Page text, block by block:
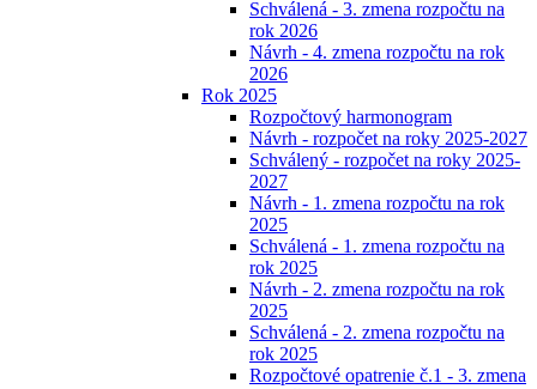
Schválená - 3. zmena rozpočtu na
rok 2026
Návrh - 4. zmena rozpočtu na rok
2026
Rok 2025
Rozpočtový harmonogram
Návrh - rozpočet na roky 2025-2027
Schválený - rozpočet na roky 2025-
2027
Návrh - 1. zmena rozpočtu na rok
2025
Schválená - 1. zmena rozpočtu na
rok 2025
Návrh - 2. zmena rozpočtu na rok
2025
Schválená - 2. zmena rozpočtu na
rok 2025
Rozpočtové opatrenie č.1 - 3. zmena